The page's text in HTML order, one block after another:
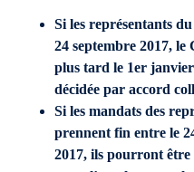
Si les représentants
24 septembre 2017, le
plus tard le 1er
décidée par accord
Si les mandats des
prennent fin entre le
2017, ils pourront être